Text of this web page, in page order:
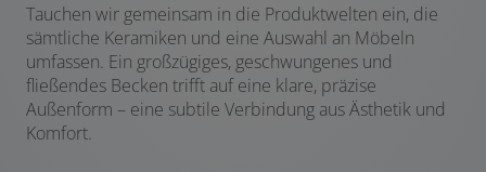
Tauchen wir gemeinsam in die Produktwelten ein, die
sämtliche Keramiken und eine Auswahl an Möbeln
umfassen. Ein großzügiges, geschwungenes und
fließendes Becken trifft auf eine klare, präzise
Außenform – eine subtile Verbindung aus Ästhetik und
Komfort.